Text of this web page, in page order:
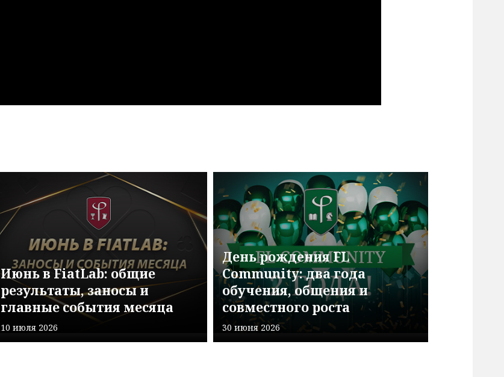
Июнь в FiatLab: общие
результаты, заносы и
главные события месяца
10 июля 2026
День рождения FL
Community: два года
обучения, общения и
совместного роста
30 июня 2026